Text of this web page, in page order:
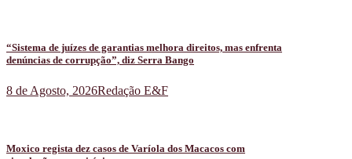
“Sistema de juízes de garantias melhora direitos, mas enfrenta
denúncias de corrupção”, diz Serra Bango
8 de Agosto, 2026Redação E&F
Moxico regista dez casos de Varíola dos Macacos com